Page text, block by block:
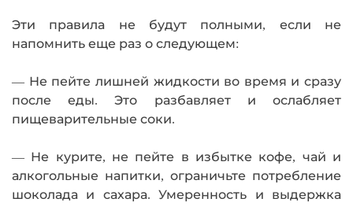
Эти правила не будут полными, если не
напомнить еще раз о следующем:
— Не пейте лишней жидкости во время и сразу
после еды. Это разбавляет и ослабляет
пищеварительные соки.
— Не курите, не пейте в избытке кофе, чай и
алкогольные напитки, ограничьте потребление
шоколада и сахара. Умеренность и выдержка